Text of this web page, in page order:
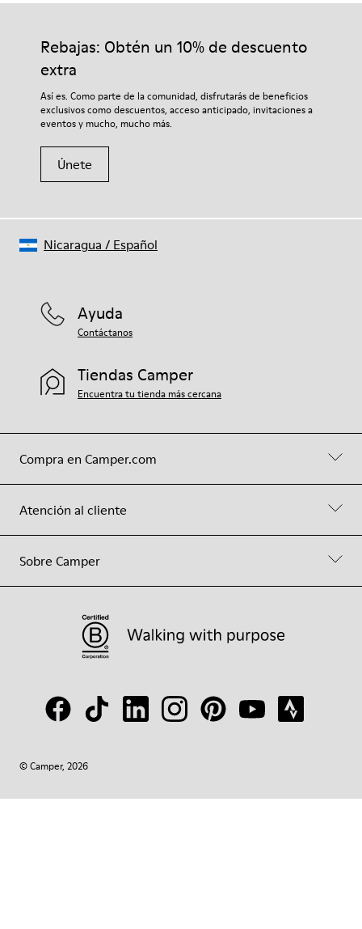
Rebajas: Obtén un 10% de descuento
extra
Así es. Como parte de la comunidad, disfrutarás de beneficios
exclusivos como descuentos, acceso anticipado, invitaciones a
eventos y mucho, mucho más.
Únete
Compra en Camper.com
Atención al cliente
Sobre Camper
Ayuda
Contáctanos
Tiendas Camper
Encuentra tu tienda más cercana
© Camper, 2026
Nicaragua / Español